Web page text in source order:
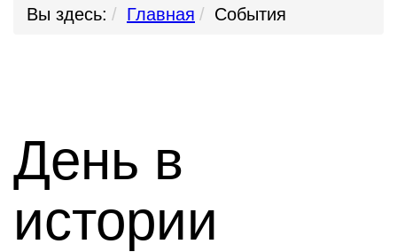
Вы здесь: Главная События
День в
истории